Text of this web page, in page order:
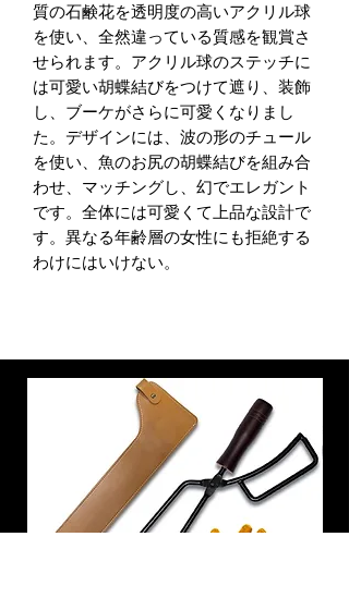
質の石鹸花を透明度の高いアクリル球
を使い、全然違っている質感を観賞さ
せられます。アクリル球のステッチに
は可愛い胡蝶結びをつけて遮り、装飾
し、ブーケがさらに可愛くなりまし
た。デザインには、波の形のチュール
を使い、魚のお尻の胡蝶結びを組み合
わせ、マッチングし、幻でエレガント
です。全体には可愛くて上品な設計で
す。異なる年齢層の女性にも拒絶する
わけにはいけない。